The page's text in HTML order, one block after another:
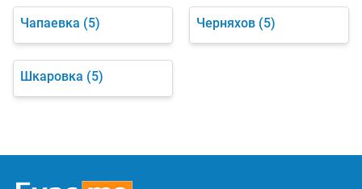
Чапаевка (5) Черняхов (5)
Шкаровка (5)